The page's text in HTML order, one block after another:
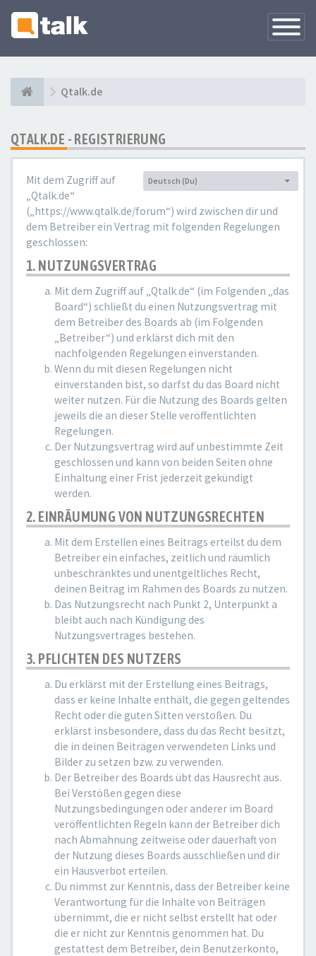
Qtalk.de
QTALK.DE - REGISTRIERUNG
Sprache:
Deutsch (Du)
Mit dem Zugriff auf
„Qtalk.de“
(„https://www.qtalk.de/forum“) wird zwischen dir und
dem Betreiber ein Vertrag mit folgenden Regelungen
geschlossen:
1. NUTZUNGSVERTRAG
Mit dem Zugriff auf „Qtalk.de“ (im Folgenden „das
Board“) schließt du einen Nutzungsvertrag mit
dem Betreiber des Boards ab (im Folgenden
„Betreiber“) und erklärst dich mit den
nachfolgenden Regelungen einverstanden.
Wenn du mit diesen Regelungen nicht
einverstanden bist, so darfst du das Board nicht
weiter nutzen. Für die Nutzung des Boards gelten
jeweils die an dieser Stelle veröffentlichten
Regelungen.
Der Nutzungsvertrag wird auf unbestimmte Zeit
geschlossen und kann von beiden Seiten ohne
Einhaltung einer Frist jederzeit gekündigt
werden.
2. EINRÄUMUNG VON NUTZUNGSRECHTEN
Mit dem Erstellen eines Beitrags erteilst du dem
Betreiber ein einfaches, zeitlich und räumlich
unbeschränktes und unentgeltliches Recht,
deinen Beitrag im Rahmen des Boards zu nutzen.
Das Nutzungsrecht nach Punkt 2, Unterpunkt a
bleibt auch nach Kündigung des
Nutzungsvertrages bestehen.
3. PFLICHTEN DES NUTZERS
Du erklärst mit der Erstellung eines Beitrags,
dass er keine Inhalte enthält, die gegen geltendes
Recht oder die guten Sitten verstoßen. Du
erklärst insbesondere, dass du das Recht besitzt,
die in deinen Beiträgen verwendeten Links und
Bilder zu setzen bzw. zu verwenden.
Der Betreiber des Boards übt das Hausrecht aus.
Bei Verstößen gegen diese
Nutzungsbedingungen oder anderer im Board
veröffentlichten Regeln kann der Betreiber dich
nach Abmahnung zeitweise oder dauerhaft von
der Nutzung dieses Boards ausschließen und dir
ein Hausverbot erteilen.
Du nimmst zur Kenntnis, dass der Betreiber keine
Verantwortung für die Inhalte von Beiträgen
übernimmt, die er nicht selbst erstellt hat oder
die er nicht zur Kenntnis genommen hat. Du
gestattest dem Betreiber, dein Benutzerkonto,